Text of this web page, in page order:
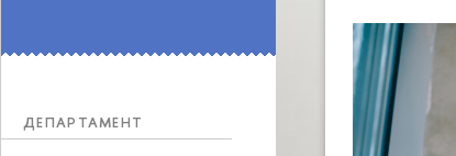
ДЕПАРТАМЕНТ